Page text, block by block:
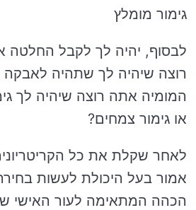
גימור מומלץ
לבסוף, יהיה לך לקבל החלטה
רוצה שיהיה לך שתהיה
המומיה אתה רוצה שיהיה לך
או גימור צמחים?
לאחר שקלת את כל
אמור בעל היכולת לעשות
הכהה המתאימה לעור האישי